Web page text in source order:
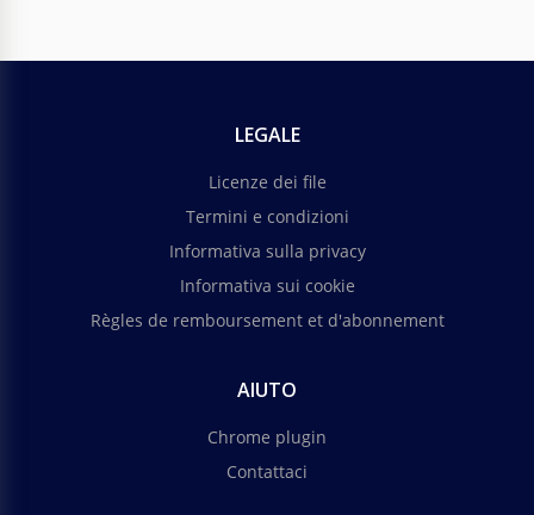
LEGALE
Licenze dei file
Termini e condizioni
Informativa sulla privacy
Informativa sui cookie
Règles de remboursement et d'abonnement
AIUTO
Chrome plugin
Contattaci